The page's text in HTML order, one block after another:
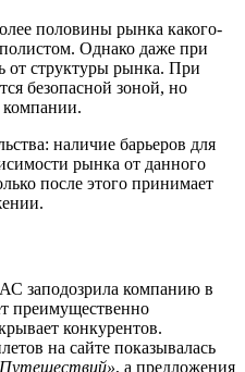
половины рынка какого-
Однако даже при
от структуры рынка. При
безопасной зоной, но
компании.
наличие барьеров для
рынка от данного
после этого принимает
заподозрила компанию в
преимущественно
конкурентов.
на сайте показывалась
, а предложения